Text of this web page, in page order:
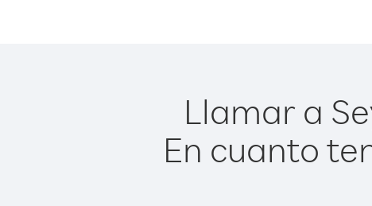
Llamar a
En cuanto